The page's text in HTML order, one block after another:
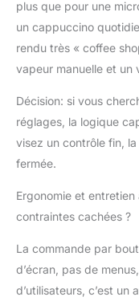
plus que pour une
un cappuccino
rendu très « coffee
vapeur manuelle et un
Décision: si vous
réglages, la logique
visez un contrôle fin,
fermée.
Ergonomie et
contraintes cachées ?
La commande par
d’écran, pas de
d’utilisateurs, c’est